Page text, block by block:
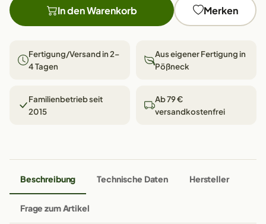
In den Warenkorb Merken
Fertigung/Versand in 2–
4 Tagen
Aus eigener Fertigung in
Pößneck
Familienbetrieb seit
2015
Ab 79 €
versandkostenfrei
Beschreibung Technische Daten Hersteller
Frage zum Artikel